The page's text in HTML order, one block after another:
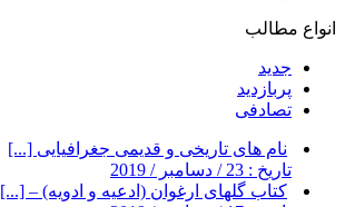
انواع مطالب
جدید
پربازدید
تصادفی
نام های تاریخی و قدیمی جغرافیایی [...]
تاریخ : 23 / دسامبر / 2019
کتاب گلهای ارغوان (ادعیه و ادویه) – [...]